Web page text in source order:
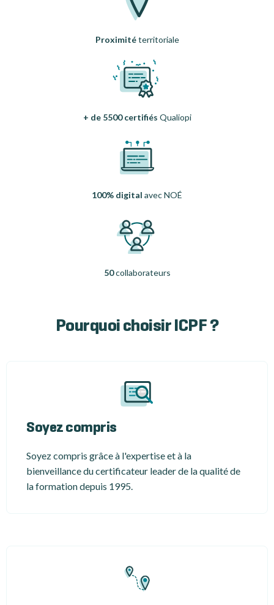
+ de 5500 certifiés Qualiopi
100% digital avec NOÉ
50collaborateurs
Proximitéterritoriale
Pourquoi choisir ICPF ?
Soyez compris
Soyez compris grâce à l'expertise et à la
bienveillance du certificateur leader de la qualité de
la formation depuis 1995.